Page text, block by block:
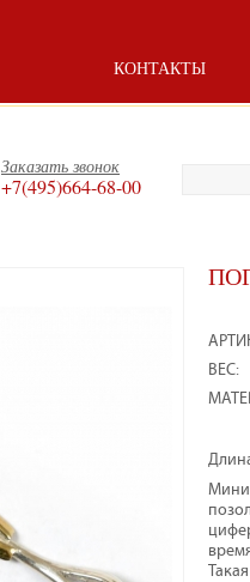
КОНТАКТЫ
Заказать звонок
+7(495)664-68-00
ВЕС: